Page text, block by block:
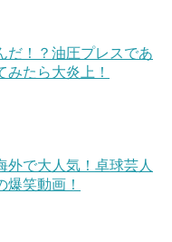
だ！？油圧プレスであ
みたら大炎上！
外で大人気！卓球芸人
爆笑動画！